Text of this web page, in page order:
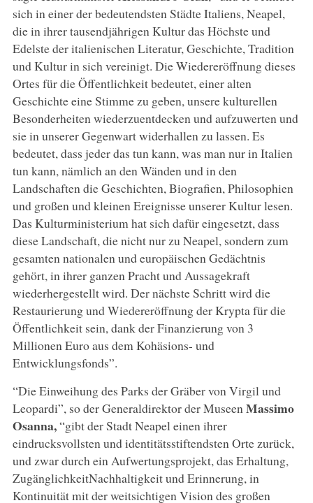
sich in einer der bedeutendsten Städte Italiens, Neapel,
die in ihrer tausendjährigen Kultur das Höchste und
Edelste der italienischen Literatur, Geschichte, Tradition
und Kultur in sich vereinigt. Die Wiedereröffnung dieses
Ortes für die Öffentlichkeit bedeutet, einer alten
Geschichte eine Stimme zu geben, unsere kulturellen
Besonderheiten wiederzuentdecken und aufzuwerten und
sie in unserer Gegenwart widerhallen zu lassen. Es
bedeutet, dass jeder das tun kann, was man nur in Italien
tun kann, nämlich an den Wänden und in den
Landschaften die Geschichten, Biografien, Philosophien
und großen und kleinen Ereignisse unserer Kultur lesen.
Das Kulturministerium hat sich dafür eingesetzt, dass
diese Landschaft, die nicht nur zu Neapel, sondern zum
gesamten nationalen und europäischen Gedächtnis
gehört, in ihrer ganzen Pracht und Aussagekraft
wiederhergestellt wird. Der nächste Schritt wird die
Restaurierung und Wiedereröffnung der Krypta für die
Öffentlichkeit sein, dank der Finanzierung von 3
Millionen Euro aus dem Kohäsions- und
Entwicklungsfonds”.
“Die Einweihung des Parks der Gräber von Virgil und
Leopardi”, so der Generaldirektor der MuseenMassimo
Osanna,“gibt der Stadt Neapel einen ihrer
eindrucksvollsten und identitätsstiftendsten Orte zurück,
und zwar durch ein Aufwertungsprojekt, das Erhaltung,
ZugänglichkeitNachhaltigkeit und Erinnerung, in
Kontinuität mit der weitsichtigen Vision des großen